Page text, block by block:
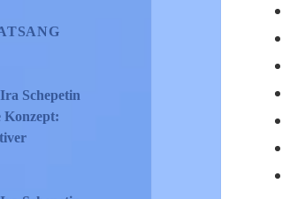
Schepetin
Konzept: